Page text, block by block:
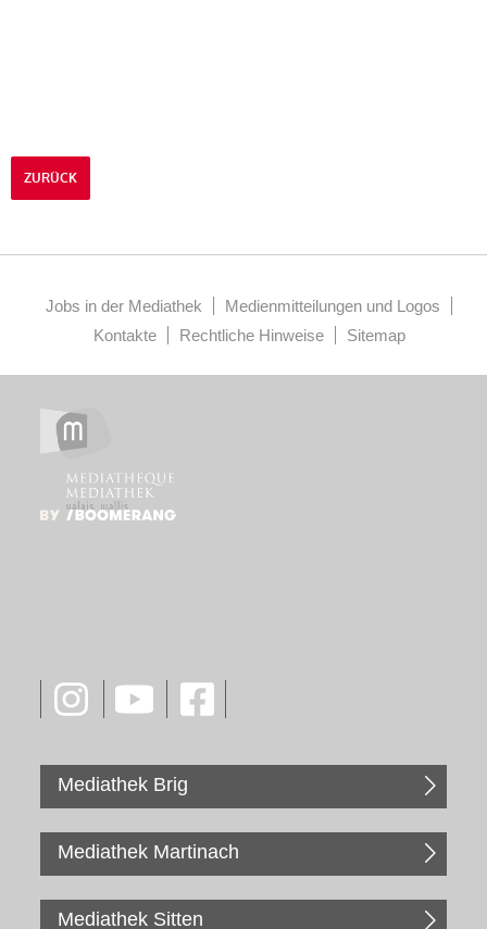
ZURÜCK
Jobs in der Mediathek
Medienmitteilungen und Logos
Kontakte
Rechtliche Hinweise Sitemap
Mediathek Brig
Mediathek Martinach
Mediathek Sitten